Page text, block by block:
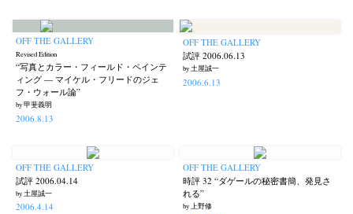
OFF THE GALLERY
Revised Edition
“写真とカラー・フィールド・ペインテ
ィング — マイケル・フリードのジェ
フ・ウォール論”
by 甲斐義明
2006.8.13
OFF THE GALLERY
試評 2006.06.13
by 土屋誠一
2006.6.13
OFF THE GALLERY
試評 2006.04.14
by 土屋誠一
2006.4.14
OFF THE GALLERY
時評 32 “ダゲールの秘密書簡、発見さ
れる”
by 上野修